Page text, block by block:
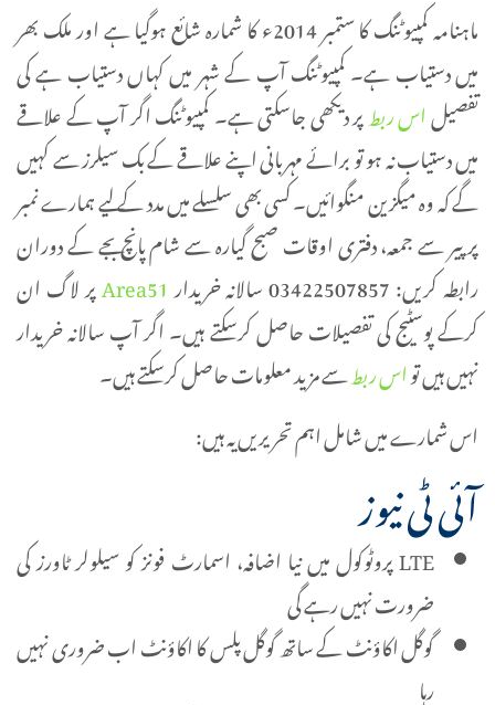
ماہنامہ کمپیوٹنگ کا ستمبر 2014ء کا شمارہ شائع ہوگیا ہے اور ملک بھر
میں دستیاب ہے۔ کمپیوٹنگ آپ کے شہر میں کہاں دستیاب ہے کی
تفصیلاس ربطپر دیکھی جاسکتی ہے۔ کمپیوٹنگ اگر آپ کے علاقے
میں دستیاب نہ ہو تو برائے مہربانی اپنے علاقے کے بک سیلرز سے کہیں
گے کہ وہ میگزین منگوائیں۔ کسی بھی سلسلے میں مدد کے لیے ہمارے نمبر
پر پیر سے جمعہ، دفتری اوقات صبح گیارہ سے شام پانچ بجے کے دوران
رابطہ کریں: 03422507857 سالانہ خریدار
Area51پر لاگ ان
کرکے پوسٹیج کی تفصیلات حاصل کرسکتے ہیں۔ اگر آپ سالانہ خریدار
نہیں ہیں تواس ربطسے مزید معلومات حاصل کرسکتے ہیں۔
اس شمارے میں شامل اہم تحریریں یہ ہیں:
آئی ٹی نیوز
LTE پروٹوکول میں نیا اضافہ، اسمارٹ فونز کو سیلولر ٹاورز کی
ضرورت نہیں رہے گی
گوگل اکاؤنٹ کے ساتھ گوگل پلس کا اکاؤنٹ اب ضروری نہیں
رہا